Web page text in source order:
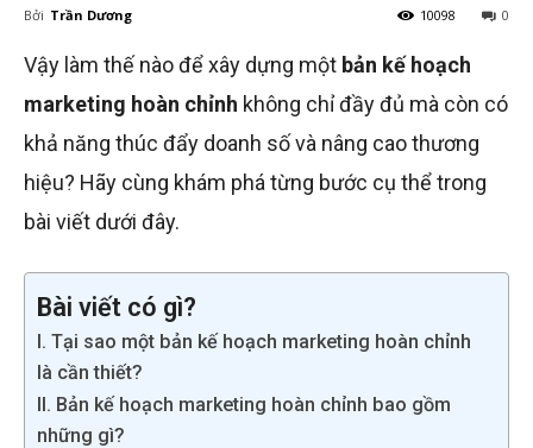
Bởi Trần Dương 0
10098
Vậy làm thế nào để xây dựng một bản kế hoạch
marketing hoàn chỉnh không chỉ đầy đủ mà còn có
khả năng thúc đẩy doanh số và nâng cao thương
hiệu? Hãy cùng khám phá từng bước cụ thể trong
bài viết dưới đây.
Bài viết có gì?
I. Tại sao một bản kế hoạch marketing hoàn chỉnh
là cần thiết?
II. Bản kế hoạch marketing hoàn chỉnh bao gồm
những gì?